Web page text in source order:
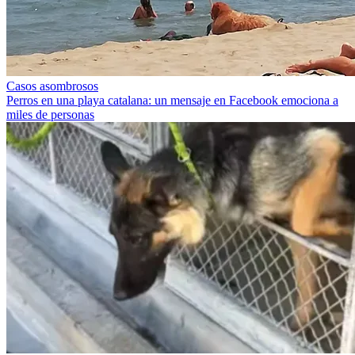
Casos asombrosos
Perros en una playa catalana: un mensaje en Facebook emociona a
miles de personas